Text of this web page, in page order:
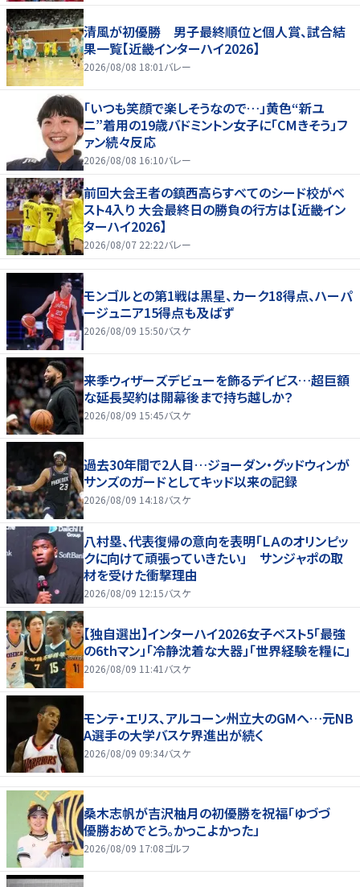
清風が初優勝 男子最終順位と個人賞、試合結
果一覧【近畿インターハイ2026】
2026/08/08 18:01 バレー
「いつも笑顔で楽しそうなので…」黄色“新ユ
ニ”着用の19歳バドミントン女子に「CMきそう」フ
ァン続々反応
2026/08/08 16:10バレー
前回大会王者の鎮西高らすべてのシード校がベ
スト4入り 大会最終日の勝負の行方は【近畿イン
ターハイ2026】
2026/08/07 22:22バレー
モンゴルとの第1戦は黒星、カーク18得点、ハーパ
ージュニア15得点も及ばず
2026/08/09 15:50バスケ
来季ウィザーズデビューを飾るデイビス…超巨額
な延長契約は開幕後まで持ち越しか？
2026/08/09 15:45バスケ
過去30年間で2人目…ジョーダン・グッドウィンが
サンズのガードとしてキッド以来の記録
2026/08/09 14:18バスケ
八村塁、代表復帰の意向を表明「ＬＡのオリンピッ
クに向けて頑張っていきたい」 サンジャポの取
材を受けた衝撃理由
2026/08/09 12:15バスケ
【独自選出】インターハイ2026女子ベスト5「最強
の6thマン」「冷静沈着な大器」「世界経験を糧に」
2026/08/09 11:41 バスケ
モンテ・エリス、アルコーン州立大のGMへ…元NB
A選手の大学バスケ界進出が続く
2026/08/09 09:34バスケ
桑木志帆が吉沢柚月の初優勝を祝福「ゆづづ
優勝おめでとう。かっこよかった」
2026/08/09 17:08ゴルフ